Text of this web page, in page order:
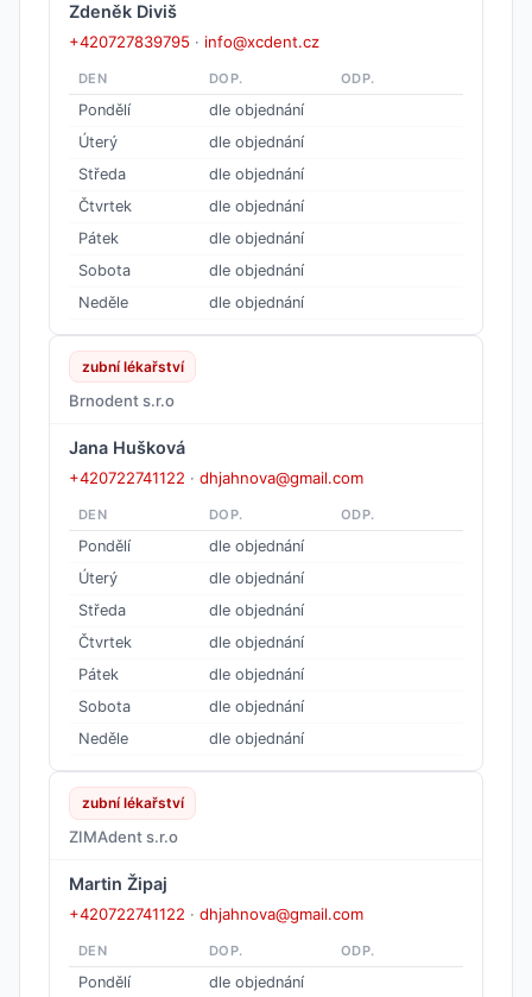
Zdeněk Diviš
+420727839795 · info@xcdent.cz
DEN DOP. ODP.
Pondělí
dle objednání
Úterý
dle objednání
Středa
dle objednání
Čtvrtek
dle objednání
Pátek
dle objednání
Sobota
dle objednání
Neděle
dle objednání
zubní lékařství
Brnodent s.r.o
Jana Hušková
+420722741122 · dhjahnova@gmail.com
DEN DOP. ODP.
Pondělí
dle objednání
Úterý
dle objednání
Středa
dle objednání
Čtvrtek
dle objednání
Pátek
dle objednání
Sobota
dle objednání
Neděle
dle objednání
zubní lékařství
ZIMAdent s.r.o
Martin Žipaj
+420722741122 · dhjahnova@gmail.com
DEN DOP. ODP.
Pondělí
dle objednání